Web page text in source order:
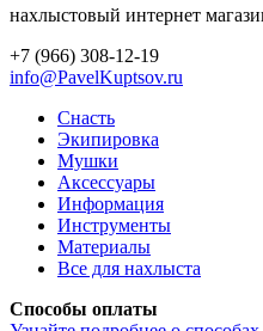
нахлыстовый интернет
+7 (966) 308-12-19
info@PavelKuptsov.ru
Снасть
Экипировка
Мушки
Аксессуары
Информация
Инструменты
Материалы
Все для нахлыста
Способы оплаты